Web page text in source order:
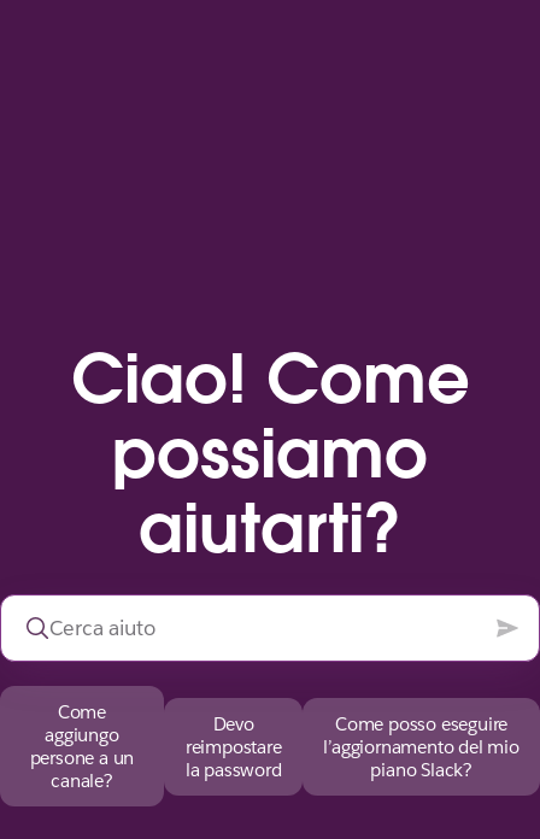
Ciao! Come
possiamo
aiutarti?
Come
aggiungo
persone a un
canale?
Devo
reimpostare
la password
Come posso eseguire
l’aggiornamento del mio
piano Slack?